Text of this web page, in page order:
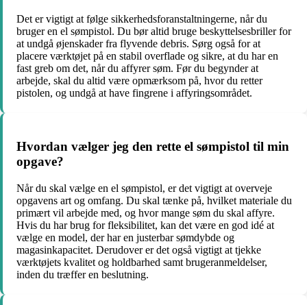
Det er vigtigt at følge sikkerhedsforanstaltningerne, når du
bruger en el sømpistol. Du bør altid bruge beskyttelsesbriller for
at undgå øjenskader fra flyvende debris. Sørg også for at
placere værktøjet på en stabil overflade og sikre, at du har en
fast greb om det, når du affyrer søm. Før du begynder at
arbejde, skal du altid være opmærksom på, hvor du retter
pistolen, og undgå at have fingrene i affyringsområdet.
Hvordan vælger jeg den rette el sømpistol til min
opgave?
Når du skal vælge en el sømpistol, er det vigtigt at overveje
opgavens art og omfang. Du skal tænke på, hvilket materiale du
primært vil arbejde med, og hvor mange søm du skal affyre.
Hvis du har brug for fleksibilitet, kan det være en god idé at
vælge en model, der har en justerbar sømdybde og
magasinkapacitet. Derudover er det også vigtigt at tjekke
værktøjets kvalitet og holdbarhed samt brugeranmeldelser,
inden du træffer en beslutning.